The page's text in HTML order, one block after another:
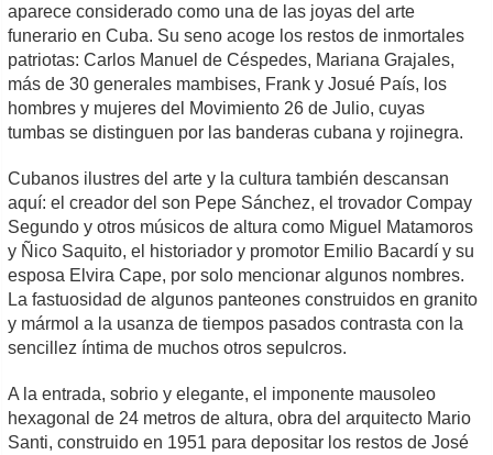
aparece considerado como una de las joyas del arte
funerario en Cuba. Su seno acoge los restos de inmortales
patriotas: Carlos Manuel de Céspedes, Mariana Grajales,
más de 30 generales mambises, Frank y Josué País, los
hombres y mujeres del Movimiento 26 de Julio, cuyas
tumbas se distinguen por las banderas cubana y rojinegra.
Cubanos ilustres del arte y la cultura también descansan
aquí: el creador del son Pepe Sánchez, el trovador Compay
Segundo y otros músicos de altura como Miguel Matamoros
y Ñico Saquito, el historiador y promotor Emilio Bacardí y su
esposa Elvira Cape, por solo mencionar algunos nombres.
La fastuosidad de algunos panteones construidos en granito
y mármol a la usanza de tiempos pasados contrasta con la
sencillez íntima de muchos otros sepulcros.
A la entrada, sobrio y elegante, el imponente mausoleo
hexagonal de 24 metros de altura, obra del arquitecto Mario
Santi, construido en 1951 para depositar los restos de José